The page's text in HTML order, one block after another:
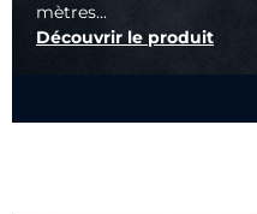
mètres...
Découvrir le produit